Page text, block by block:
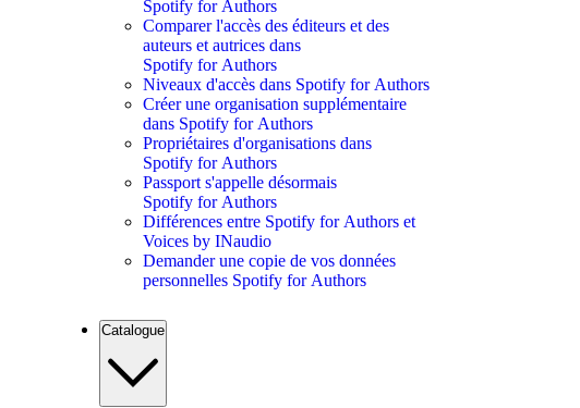
Spotify for Authors
Comparer l'accès des éditeurs et des
auteurs et autrices dans
Spotify for Authors
Niveaux d'accès dans Spotify for Authors
Créer une organisation supplémentaire
dans Spotify for Authors
Propriétaires d'organisations dans
Spotify for Authors
Passport s'appelle désormais
Spotify for Authors
Différences entre Spotify for Authors et
Voices by INaudio
Demander une copie de vos données
personnelles Spotify for Authors
Catalogue